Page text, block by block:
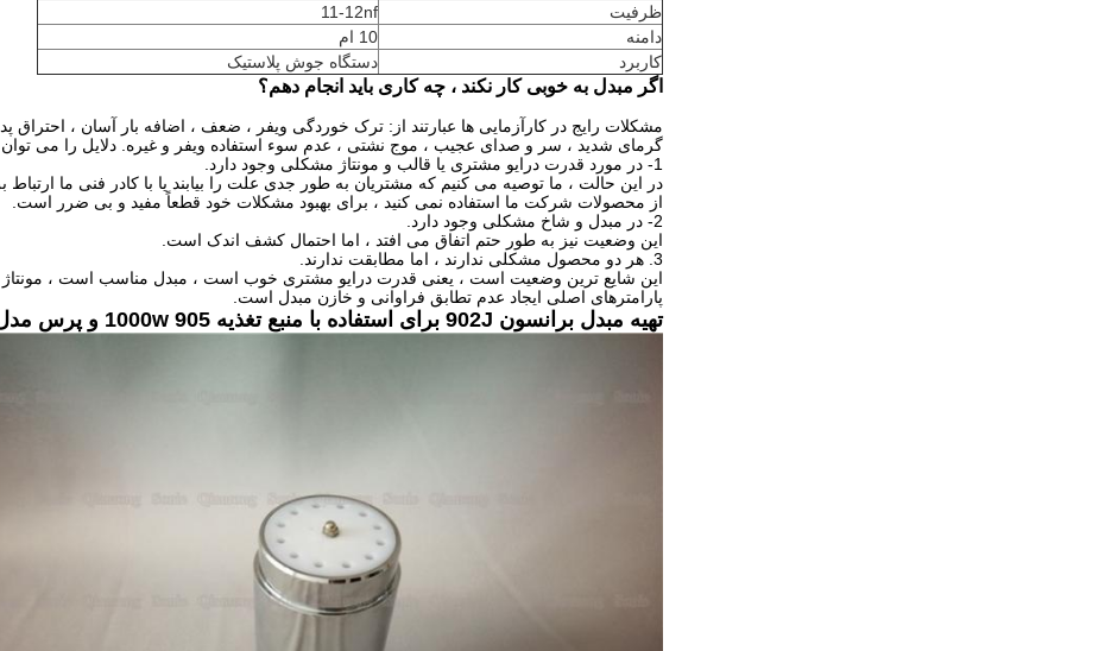
ظرفیت
11-12nf
دامنه
10 ام
کاربرد
دستگاه جوش پلاستیک
اگر مبدل به خوبی کار نکند ، چه کاری باید انجام دهم؟
مشکلات رایج در کارآزمایی ها عبارتند از: ترک خوردگی ویفر ، ضعف ، اضافه بار آسان ، احتراق
گرمای شدید ، سر و صدای عجیب ، موج نشتی ، عدم سوء استفاده ویفر و غیره. دلایل را می
1- در مورد قدرت درایو مشتری یا قالب و مونتاژ مشکلی وجود دارد.
در این حالت ، ما توصیه می کنیم که مشتریان به طور جدی علت را بیابند یا با کادر فنی ما ارتباط
از محصولات شرکت ما استفاده نمی کنید ، برای بهبود مشکلات خود قطعاً مفید و بی ضرر است.
2- در مبدل و شاخ مشکلی وجود دارد.
این وضعیت نیز به طور حتم اتفاق می افتد ، اما احتمال کشف اندک است.
3. هر دو محصول مشکلی ندارند ، اما مطابقت ندارند.
این شایع ترین وضعیت است ، یعنی قدرت درایو مشتری خوب است ، مبدل مناسب است ، مونتاژ
پارامترهای اصلی ایجاد عدم تطابق فراوانی و خازن مبدل است.
تهیه مبدل برانسون 902J برای استفاده با منبع تغذیه 905 1000w و پرس مدل 900 سری سری